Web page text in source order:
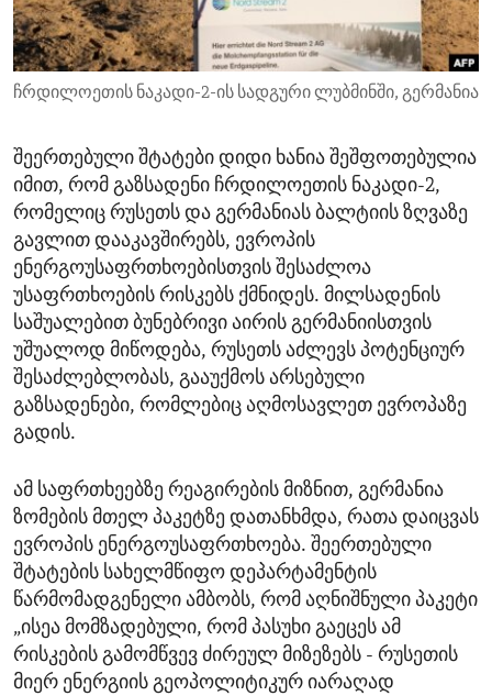
ENVIRONMENT AND HEALTH
IDEALS AND INSTITUTIONS
ჩრდილოეთის ნაკადი-2-ის სადგური ლუბმინში, გერმანია
შეერთებული შტატები დიდი ხანია შეშფოთებულია
იმით, რომ გაზსადენი ჩრდილოეთის ნაკადი-2,
რომელიც რუსეთს და გერმანიას ბალტიის ზღვაზე
გავლით დააკავშირებს, ევროპის
ენერგოუსაფრთხოებისთვის შესაძლოა
უსაფრთხოების რისკებს ქმნიდეს. მილსადენის
საშუალებით ბუნებრივი აირის გერმანიისთვის
უშუალოდ მიწოდება, რუსეთს აძლევს პოტენციურ
შესაძლებლობას, გააუქმოს არსებული
გაზსადენები, რომლებიც აღმოსავლეთ ევროპაზე
გადის.
ამ საფრთხეებზე რეაგირების მიზნით, გერმანია
ზომების მთელ პაკეტზე დათანხმდა, რათა დაიცვას
ევროპის ენერგოუსაფრთხოება. შეერთებული
შტატების სახელმწიფო დეპარტამენტის
წარმომადგენელი ამბობს, რომ აღნიშნული პაკეტი
„ისეა მომზადებული, რომ პასუხი გაეცეს ამ
რისკების გამომწვევ ძირეულ მიზეზებს - რუსეთის
მიერ ენერგიის გეოპოლიტიკურ იარაღად